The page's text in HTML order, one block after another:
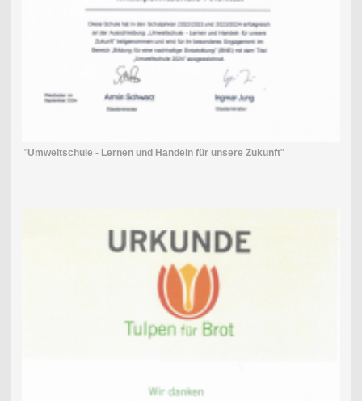
"Umweltschule - Lernen und Handeln für unsere Zukunft"